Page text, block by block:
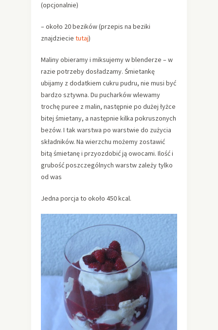
(opcjonalnie)
– około 20 bezików (przepis na beziki
znajdziecie tutaj)
Maliny obieramy i miksujemy w blenderze – w
razie potrzeby dosładzamy. Śmietankę
ubijamy z dodatkiem cukru pudru, nie musi być
bardzo sztywna. Du pucharków wlewamy
trochę puree z malin, następnie po dużej łyżce
bitej śmietany, a następnie kilka pokruszonych
bezów. I tak warstwa po warstwie do zużycia
składników. Na wierzchu możemy zostawić
bitą śmietanę i przyozdobić ją owocami. Ilość i
grubość poszczególnych warstw zależy tylko
od was
Jedna porcja to około 450 kcal.